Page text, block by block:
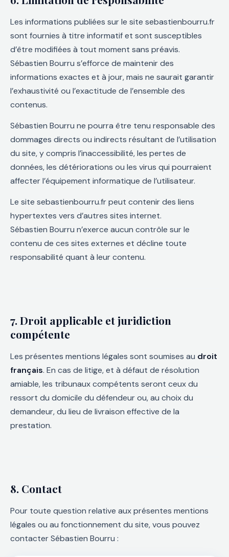
Les informations publiées sur le site sebastienbourru.fr
sont fournies à titre informatif et sont susceptibles
d’être modifiées à tout moment sans préavis.
Sébastien Bourru s’efforce de maintenir des
informations exactes et à jour, mais ne saurait garantir
l’exhaustivité ou l’exactitude de l’ensemble des
contenus.
Sébastien Bourru ne pourra être tenu responsable des
dommages directs ou indirects résultant de l’utilisation
du site, y compris l’inaccessibilité, les pertes de
données, les détériorations ou les virus qui pourraient
affecter l’équipement informatique de l’utilisateur.
Le site sebastienbourru.fr peut contenir des liens
hypertextes vers d’autres sites internet.
Sébastien Bourru n’exerce aucun contrôle sur le
contenu de ces sites externes et décline toute
responsabilité quant à leur contenu.
7. Droit applicable et juridiction
compétente
Les présentes mentions légales sont soumises au droit
français. En cas de litige, et à défaut de résolution
amiable, les tribunaux compétents seront ceux du
ressort du domicile du défendeur ou, au choix du
demandeur, du lieu de livraison effective de la
prestation.
8. Contact
Pour toute question relative aux présentes mentions
légales ou au fonctionnement du site, vous pouvez
contacter Sébastien Bourru :